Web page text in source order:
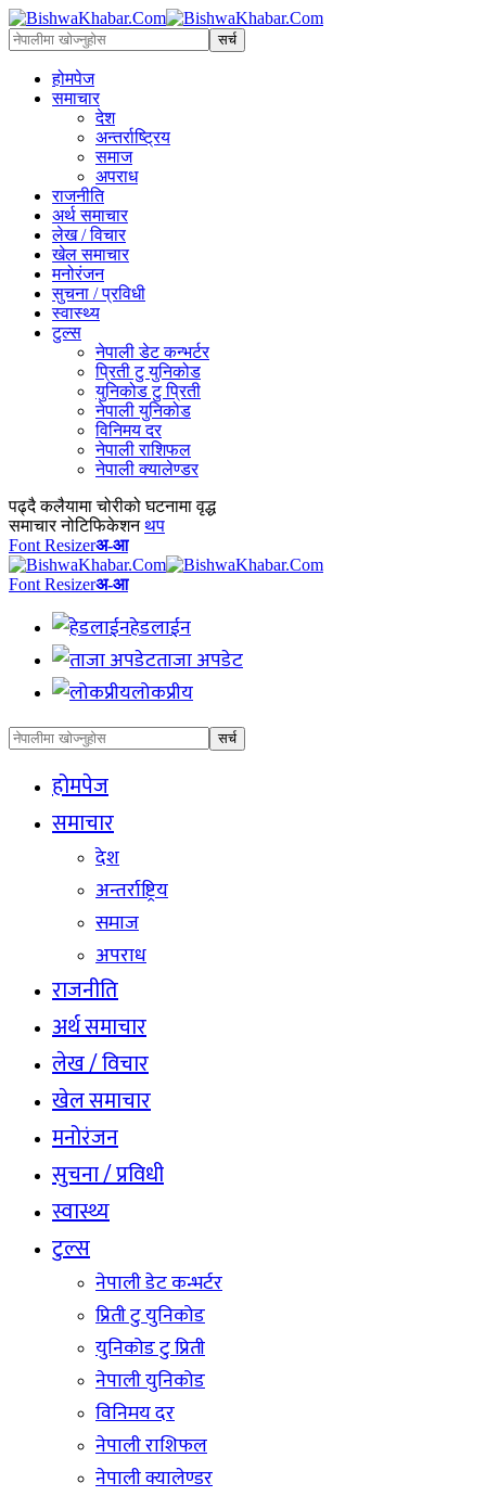
होमपेज
समाचार
देश
अन्तर्राष्ट्रिय
समाज
अपराध
राजनीति
अर्थ समाचार
लेख / विचार
खेल समाचार
मनोरंजन
सुचना / प्रविधी
स्वास्थ्य
टुल्स
नेपाली डेट कन्भर्टर
प्रिती टु युनिकोड
युनिकोड टु प्रिती
नेपाली युनिकोड
विनिमय दर
नेपाली राशिफल
नेपाली क्यालेण्डर
पढ्दै कलैयामा चोरीको घटनामा वृद्ध
समाचार नोटिफिकेशन थप
Font Resizerअ-आ
Font Resizerअ-आ
हेडलाईन
ताजा अपडेट
लोकप्रीय
होमपेज
समाचार
देश
अन्तर्राष्ट्रिय
समाज
अपराध
राजनीति
अर्थ समाचार
लेख / विचार
खेल समाचार
मनोरंजन
सुचना / प्रविधी
स्वास्थ्य
टुल्स
नेपाली डेट कन्भर्टर
प्रिती टु युनिकोड
युनिकोड टु प्रिती
नेपाली युनिकोड
विनिमय दर
नेपाली राशिफल
नेपाली क्यालेण्डर